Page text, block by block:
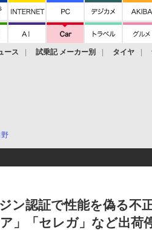
ース 試乗記 メーカー別 タイヤ
野
ン認証で性能を偽る不
ア」「セレガ」など出荷